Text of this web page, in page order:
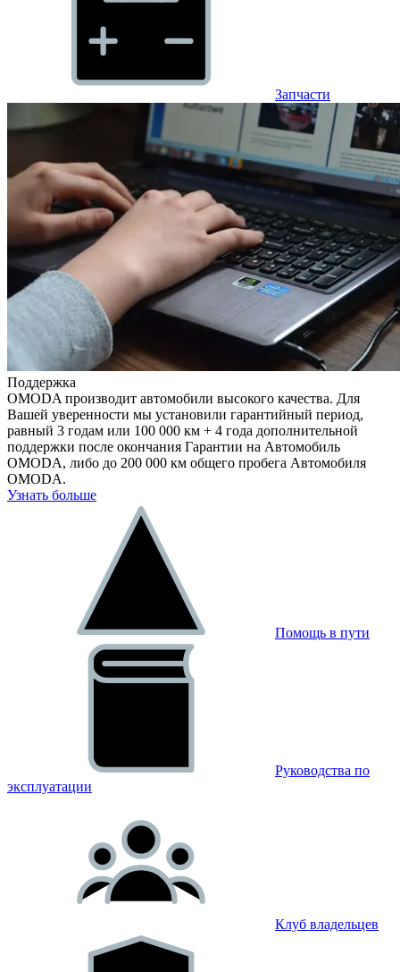
Запчасти
Поддержка
OMODA производит автомобили высокого качества. Для
Вашей уверенности мы установили гарантийный период,
равный 3 годам или 100 000 км + 4 года дополнительной
поддержки после окончания Гарантии на Автомобиль
OMODA, либо до 200 000 км общего пробега Автомобиля
OMODA.
Узнать больше
Помощь в пути
Руководства по
эксплуатации
Клуб владельцев